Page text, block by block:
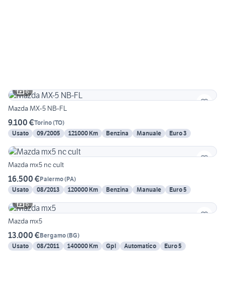
6
Mazda MX-5 NB-FL
9.100 €Torino(TO)
Usato
09/2005 121000 Km Benzina Manuale Euro 3
Mazda mx5 nc cult
16.500 €Palermo(PA)
Usato
08/2013 120000 Km Benzina Manuale
Euro 5
6
Mazda mx5
13.000 €Bergamo(BG)
Usato
08/2011 140000 Km Gpl Automatico Euro 5